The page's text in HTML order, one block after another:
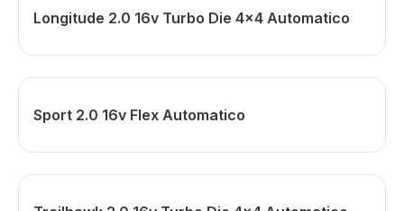
Longitude 2.0 16v Turbo Die 4x4 Automatico
Sport 2.0 16v Flex Automatico